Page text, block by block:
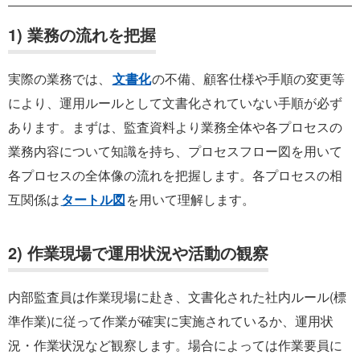
1) 業務の流れを把握
実際の業務では、 文書化の不備、顧客仕様や手順の変更等
により、運用ルールとして文書化されていない手順が必ず
あります。まずは、監査資料より業務全体や各プロセスの
業務内容について知識を持ち、プロセスフロー図を用いて
各プロセスの全体像の流れを把握します。各プロセスの相
互関係はタートル図を用いて理解します。
2) 作業現場で運用状況や活動の観察
内部監査員は作業現場に赴き、文書化された社内ルール(標
準作業)に従って作業が確実に実施されているか、運用状
況・作業状況など観察します。場合によっては作業要員に